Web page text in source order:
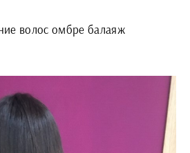
волос омбре балаяж